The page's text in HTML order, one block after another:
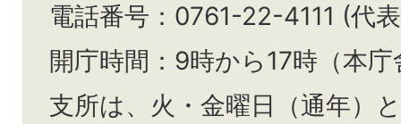
電話番号：0761-22-4111 (代
開庁時間：9時から17時（本
支所は、火・金曜日（通年）と